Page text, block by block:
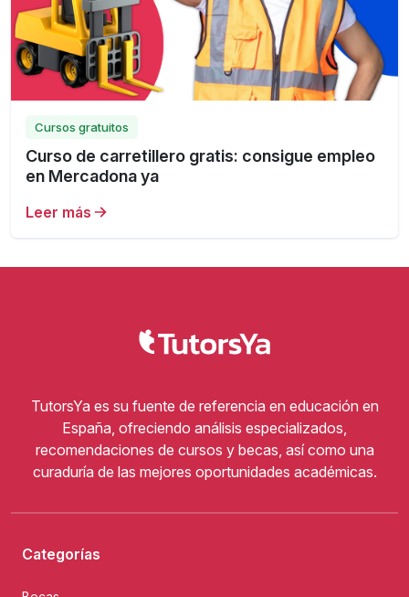
Cursos gratuitos
Curso de carretillero gratis: consigue empleo
en Mercadona ya
Leer más
TutorsYa es su fuente de referencia en educación en
España, ofreciendo análisis especializados,
recomendaciones de cursos y becas, así como una
curaduría de las mejores oportunidades académicas.
Categorías